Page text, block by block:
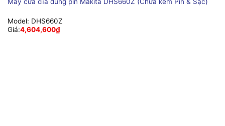
Model: DHS660Z
Giá:4,604,600₫